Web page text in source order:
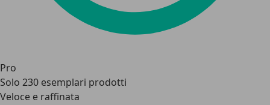
Pro
Solo 230 esemplari prodotti
Veloce e raffinata